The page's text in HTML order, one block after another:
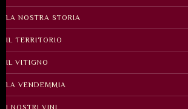
LA NOSTRA STORIA
IL TERRITORIO
IL VITIGNO
LA VENDEMMIA
I NOSTRI VINI